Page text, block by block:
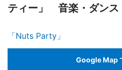
ティー」 音楽・ダンス
「Nuts Party」
Google Map